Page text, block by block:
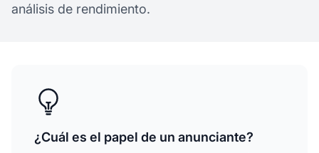
análisis de rendimiento.
¿Cuál es el papel de un anunciante?